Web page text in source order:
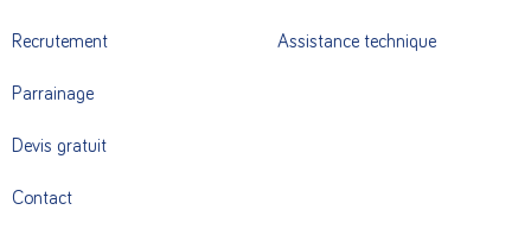
Recrutement
Parrainage
Devis gratuit
Contact
Assistance technique